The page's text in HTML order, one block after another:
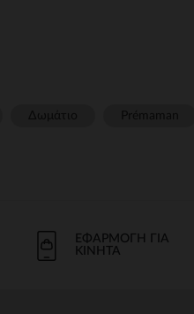
ΕΦΑΡΜΟΓΉ ΓΙΑ
ΚΙΝΗΤΆ